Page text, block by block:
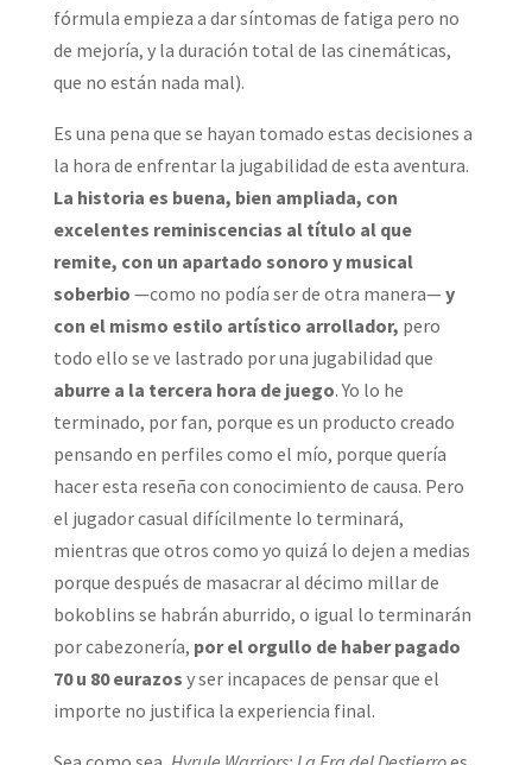
fórmula empieza a dar síntomas de fatiga pero no
de mejoría, y la duración total de las cinemáticas,
que no están nada mal).
Es una pena que se hayan tomado estas decisiones a
la hora de enfrentar la jugabilidad de esta aventura.
La historia es buena, bien ampliada, con
excelentes reminiscencias al título al que
remite, con un apartado sonoro y musical
soberbio —como no podía ser de otra manera— y
con el mismo estilo artístico arrollador, pero
todo ello se ve lastrado por una jugabilidad que
aburre a la tercera hora de juego. Yo lo he
terminado, por fan, porque es un producto creado
pensando en perfiles como el mío, porque quería
hacer esta reseña con conocimiento de causa. Pero
el jugador casual difícilmente lo terminará,
mientras que otros como yo quizá lo dejen a medias
porque después de masacrar al décimo millar de
bokoblins se habrán aburrido, o igual lo terminarán
por cabezonería, por el orgullo de haber pagado
70 u 80 eurazos y ser incapaces de pensar que el
importe no justifica la experiencia final.